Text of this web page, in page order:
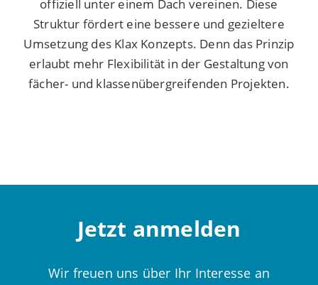
offiziell unter einem Dach vereinen. Diese
Struktur fördert eine bessere und gezieltere
Umsetzung des Klax Konzepts. Denn das Prinzip
erlaubt mehr Flexibilität in der Gestaltung von
fächer- und klassenübergreifenden Projekten.
Jetzt anmelden
Wir freuen uns über Ihr Interesse an